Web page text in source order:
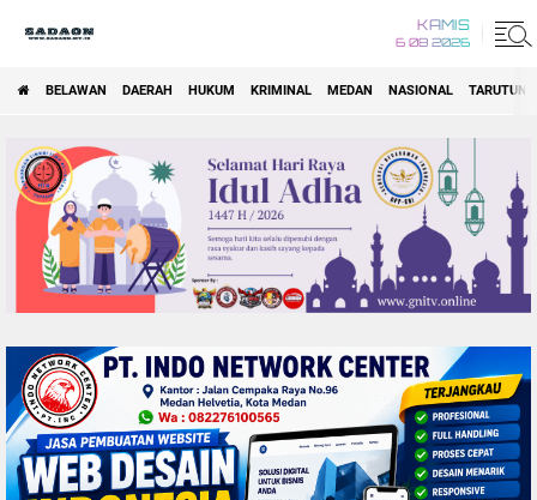
KAMIS
6 08 2026
BELAWAN DAERAH HUKUM KRIMINAL MEDAN NASIONAL TARUTUNG